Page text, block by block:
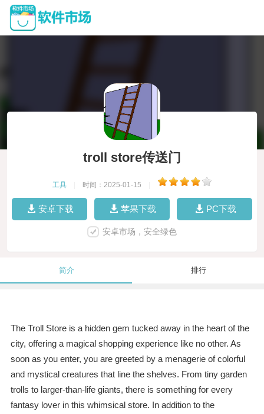
troll store传送门
工具 时间：2025-01-15
安卓下载 苹果下载 PC下载
安卓市场，安全绿色
简介 排行
The Troll Store is a hidden gem tucked away in the heart of the
city, offering a magical shopping experience like no other. As
soon as you enter, you are greeted by a menagerie of colorful
and mystical creatures that line the shelves. From tiny garden
trolls to larger-than-life giants, there is something for every
fantasy lover in this whimsical store. In addition to the